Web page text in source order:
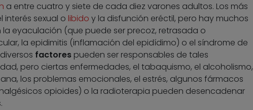
a entre cuatro y siete de cada diez varones adultos. Los más
sexual o libido y la disfunción eréctil, pero hay muchos
eyaculación (que puede ser precoz, retrasada o
la epidimitis (inflamación del epidídimo) o el síndrome de
factorespueden ser responsables de tales
pero ciertas enfermedades, el tabaquismo, el alcoholismo,
los problemas emocionales, el estrés, algunos fármacos
opioides) o la radioterapia pueden desencadenar